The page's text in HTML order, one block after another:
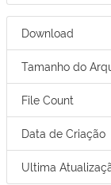
Download
Tamanho do
File Count
Data de Criação
Ultima